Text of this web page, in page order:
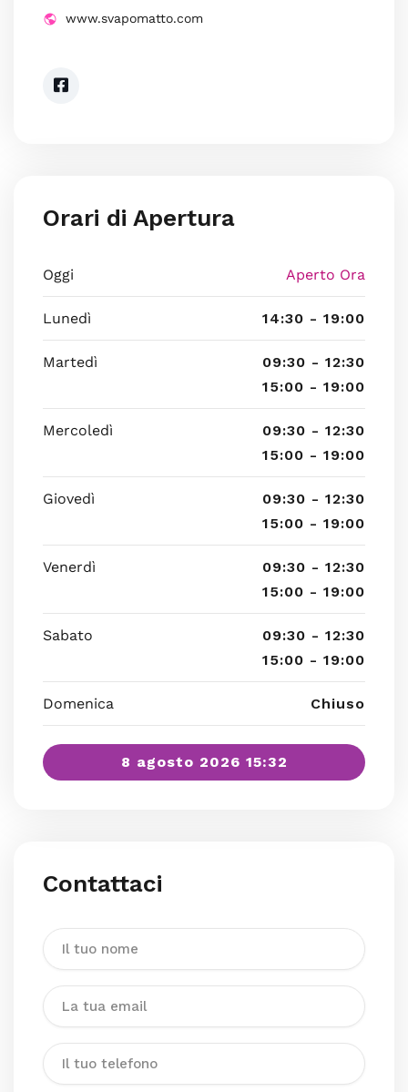
www.svapomatto.com
Orari di Apertura
Oggi Aperto Ora
Lunedì 14:30 - 19:00
Martedì
09:30 - 12:30
15:00 - 19:00
Mercoledì
09:30 - 12:30
15:00 - 19:00
Giovedì
09:30 - 12:30
15:00 - 19:00
Venerdì
09:30 - 12:30
15:00 - 19:00
Sabato
09:30 - 12:30
15:00 - 19:00
Domenica Chiuso
8 agosto 2026 15:32
Contattaci